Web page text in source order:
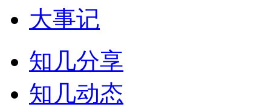
大事记
知几分享
知几动态